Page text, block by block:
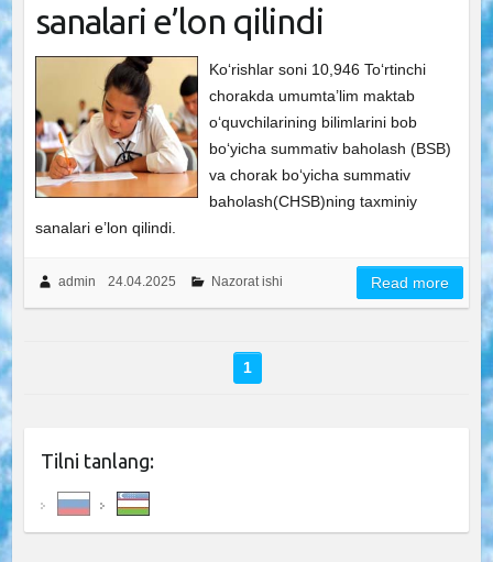
sanalari e’lon qilindi
Ko‘rishlar soni 10,946 To‘rtinchi
chorakda umumta’lim maktab
o‘quvchilarining bilimlarini bob
bo‘yicha summativ baholash (BSB)
va chorak bo‘yicha summativ
baholash(CHSB)ning taxminiy
sanalari e’lon qilindi.
admin 24.04.2025 Nazorat ishi Read more
1
Tilni tanlang: